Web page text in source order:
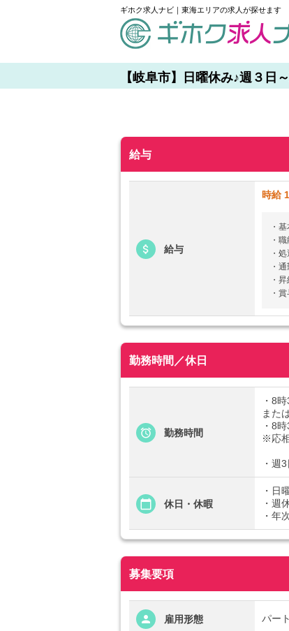
ギホク求人ナビ｜東海エリアの求人が探せます
【岐阜市】日曜休み♪週３日
給与
給与
時給
・
・
・
・
・
・
勤務時間／休日
勤務時間
・8
また
・8
※応
・週
休日・休暇
・日
・週
・年
募集要項
雇用形態 パート